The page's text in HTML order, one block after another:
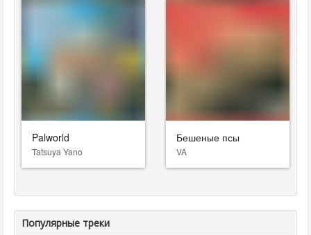
Palworld
Tatsuya Yano
Бешеные псы
VA
Популярные треки